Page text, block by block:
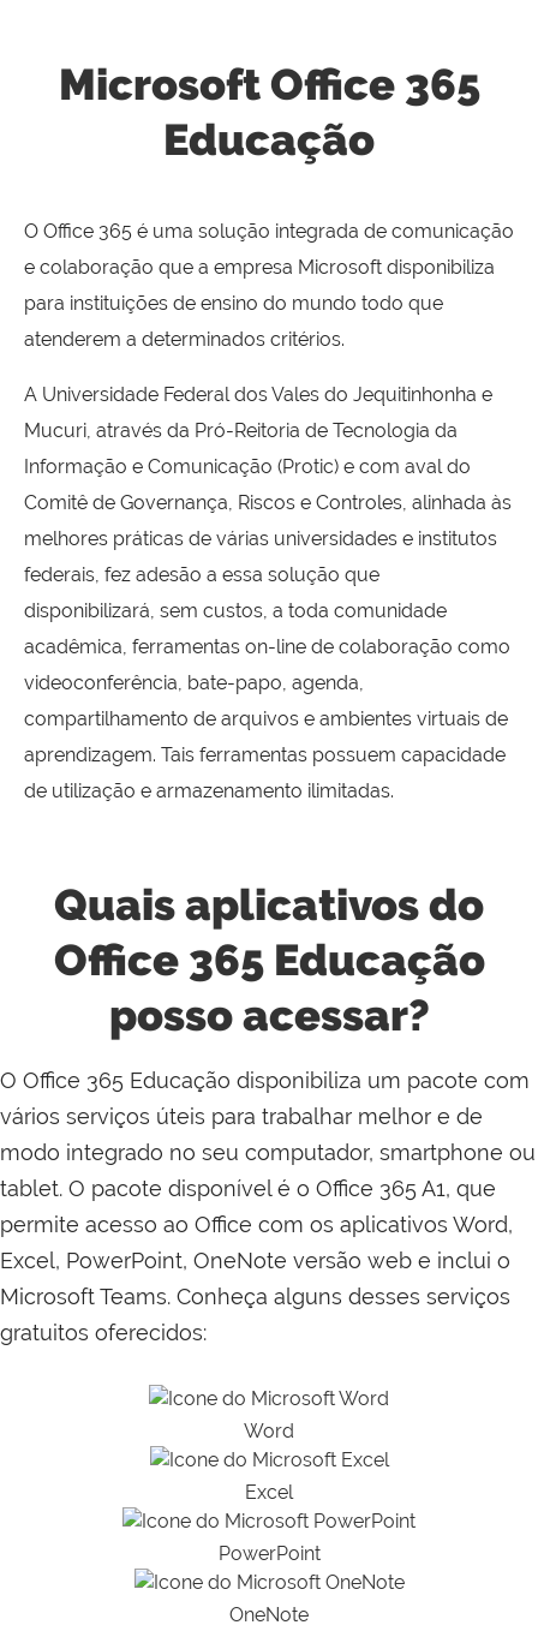
Microsoft Office 365
Educação
O Office 365 é uma solução integrada de comunicação
e colaboração que a empresa Microsoft disponibiliza
para instituições de ensino do mundo todo que
atenderem a determinados critérios.
A Universidade Federal dos Vales do Jequitinhonha e
Mucuri, através da Pró-Reitoria de Tecnologia da
Informação e Comunicação (Protic) e com aval do
Comitê de Governança, Riscos e Controles, alinhada às
melhores práticas de várias universidades e institutos
federais, fez adesão a essa solução que
disponibilizará, sem custos, a toda comunidade
acadêmica, ferramentas on-line de colaboração como
videoconferência, bate-papo, agenda,
compartilhamento de arquivos e ambientes virtuais de
aprendizagem. Tais ferramentas possuem capacidade
de utilização e armazenamento ilimitadas.
Quais aplicativos do
Office 365 Educação
posso acessar?
O Office 365 Educação disponibiliza um pacote com
vários serviços úteis para trabalhar melhor e de
modo integrado no seu computador, smartphone ou
tablet. O pacote disponível é o Office 365 A1, que
permite acesso ao Office com os aplicativos Word,
Excel, PowerPoint, OneNote versão web e inclui o
Microsoft Teams. Conheça alguns desses serviços
gratuitos oferecidos:
Word
Excel
PowerPoint
OneNote